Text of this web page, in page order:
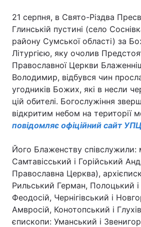
Головна Війна
Україна
Економіка Світ
Спорт Наука
Техно і зв'язок
Зброя
Здоров'я
Цікавинки
Екологія
21 серпня, в Свято-Різдва
Глинській пустині (село
району Сумської області) за
Літургією, яку очолив
Православної Церкви
Володимир, відбувся чин
угодників Божих, які в несли
цій обителі. Богослужіння
відкритим небом на території
повідомляє офіційний сайт
Його Блаженству співслужили:
Самтавісський і Горійський
Православна Церква),
Рильський Герман, Полоцький
Феодосій, Чернігівський і
Амвросій, Конотопський і
єпископи: Уманський і